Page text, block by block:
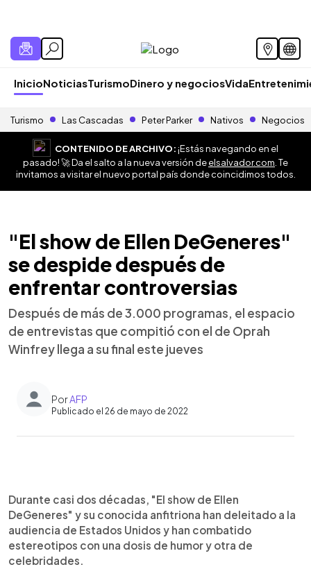
InicioNoticiasTurismoDinero y negociosVida
Turismo Las Cascadas Peter Parker Nativos Negocios
CONTENIDO DE ARCHIVO:¡Estás navegando en el
pasado! 🚀 Da el salto a la nueva versión deelsalvador.com . Te
invitamos a visitar el nuevo portal país donde coincidimos todos.
"El show de Ellen DeGeneres"
se despide después de
enfrentar controversias
Después de más de 3.000 programas, el espacio
de entrevistas que compitió con el de Oprah
Winfrey llega a su final este jueves
PorAFP
Publicado el 26 de mayo de 2022
► Escuchar artículo
Durante casi dos décadas, "El show de Ellen
DeGeneres" y su conocida anfitriona han deleitado a la
audiencia de Estados Unidos y han combatido
estereotipos con una dosis de humor y otra de
celebridades.